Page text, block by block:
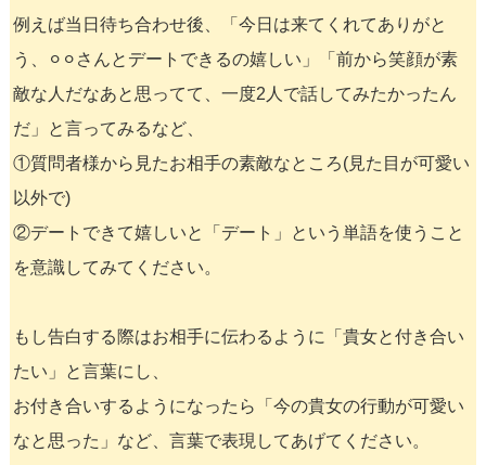
例えば当日待ち合わせ後、「今日は来てくれてありがと
う、⚪︎⚪︎さんとデートできるの嬉しい」「前から笑顔が素
敵な人だなあと思ってて、一度2人で話してみたかったん
だ」と言ってみるなど、
①質問者様から見たお相手の素敵なところ(見た目が可愛い
以外で)
②デートできて嬉しいと「デート」という単語を使うこと
を意識してみてください。
もし告白する際はお相手に伝わるように「貴女と付き合い
たい」と言葉にし、
お付き合いするようになったら「今の貴女の行動が可愛い
なと思った」など、言葉で表現してあげてください。